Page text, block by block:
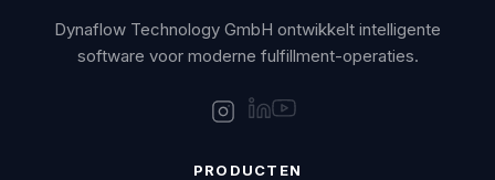
Dynaflow Technology GmbH ontwikkelt intelligente
software voor moderne fulfillment-operaties.
PRODUCTEN